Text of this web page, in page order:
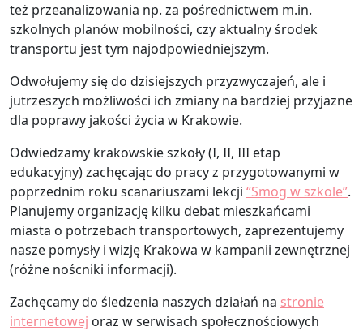
też przeanalizowania np. za pośrednictwem m.in.
szkolnych planów mobilności, czy aktualny środek
transportu jest tym najodpowiedniejszym.
Odwołujemy się do dzisiejszych przyzwyczajeń, ale i
jutrzeszych możliwości ich zmiany na bardziej przyjazne
dla poprawy jakości życia w Krakowie.
Odwiedzamy krakowskie szkoły (I, II, III etap
edukacyjny) zachęcając do pracy z przygotowanymi w
poprzednim roku scanariuszami lekcji “Smog w szkole”.
Planujemy organizację kilku debat mieszkańcami
miasta o potrzebach transportowych, zaprezentujemy
nasze pomysły i wizję Krakowa w kampanii zewnętrznej
(różne noścniki informacji).
Zachęcamy do śledzenia naszych działań na stronie
internetowej oraz w serwisach społecznościowych